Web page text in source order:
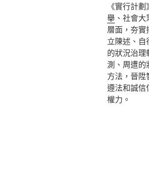
《實行計
舉 、社會
層面，夯實
立陳述、
的狀況治
測、周遭的
方法，晉
遵法和誠信
權力。